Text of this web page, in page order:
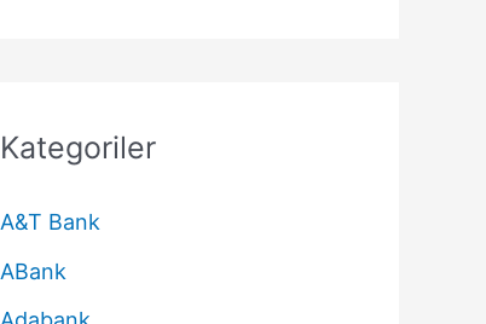
Kategoriler
A&T Bank
ABank